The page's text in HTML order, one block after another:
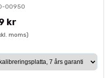
00950
kr
moms)